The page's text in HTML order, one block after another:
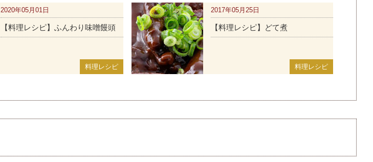
料理レシピ
2020年05月01日
【料理レシピ】ふんわり味噌饅頭
料理レシピ
2017年05月25日
【料理レシピ】どて煮